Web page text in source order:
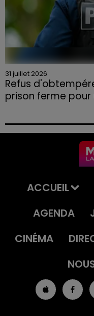
31 juillet 2026
Refus
prison ferme pour
permis et la
ACCUEIL
AGENDA
CINÉMA